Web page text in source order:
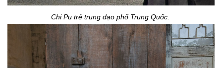
Chi Pu trẻ trung dạo phố Trung Quốc.